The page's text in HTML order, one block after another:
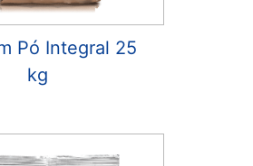
Pó Integral 25
kg